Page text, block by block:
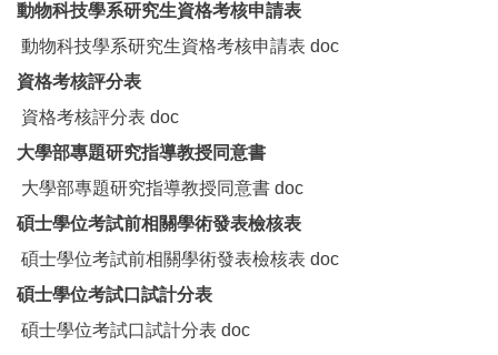
動物科技學系研究生資格考核申請表
動物科技學系研究生資格考核申請表 doc
資格考核評分表
資格考核評分表 doc
大學部專題研究指導教授同意書
大學部專題研究指導教授同意書 doc
碩士學位考試前相關學術發表檢核表
碩士學位考試前相關學術發表檢核表 doc
碩士學位考試口試計分表
碩士學位考試口試計分表 doc